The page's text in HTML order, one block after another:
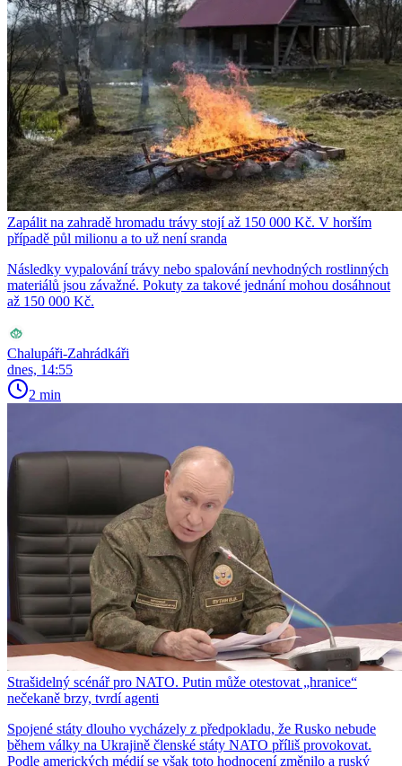
Zapálit na zahradě hromadu trávy stojí až 150 000 Kč. V horším
případě půl milionu a to už není sranda
Následky vypalování trávy nebo spalování nevhodných rostlinných
materiálů jsou závažné. Pokuty za takové jednání mohou dosáhnout
až 150 000 Kč.
Chalupáři-Zahrádkáři
dnes, 14:55
2 min
Strašidelný scénář pro NATO. Putin může otestovat „hranice“
nečekaně brzy, tvrdí agenti
Spojené státy dlouho vycházely z předpokladu, že Rusko nebude
během války na Ukrajině členské státy NATO příliš provokovat.
Podle amerických médií se však toto hodnocení změnilo a ruský